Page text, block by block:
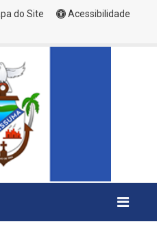
do Site
Acessibilidade